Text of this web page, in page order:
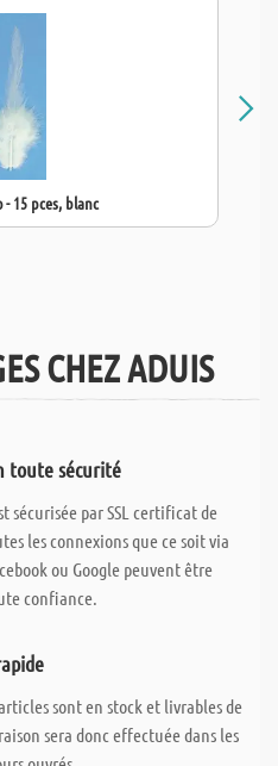
- 15 pces, blanc
CHEZ ADUIS
toute sécurité
sécurisée par SSL certificat de
les connexions que ce soit via
ou Google peuvent être
confiance.
sont en stock et livrables de
sera donc effectuée dans les